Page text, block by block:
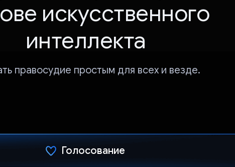
искусственного
интеллекта
правосудие простым для всех и везде.
Голосование